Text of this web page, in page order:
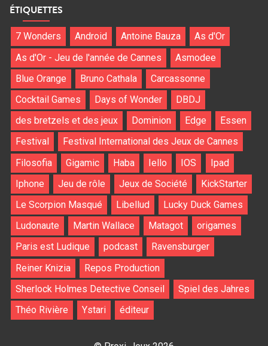
ÉTIQUETTES
7 Wonders Android Antoine Bauza
As d'Or
As d'Or - Jeu de l'année de Cannes
Asmodee
Blue Orange
Bruno Cathala
Carcassonne
Cocktail Games
Days of Wonder
DBDJ
des bretzels et des jeux
Dominion Edge
Essen
Festival
Festival International des Jeux de Cannes
Filosofia
Gigamic Haba Iello IOS
Ipad
Iphone
Jeu de rôle Jeux de Société
KickStarter
Le Scorpion Masqué
Libellud
Lucky Duck Games
Ludonaute
Martin Wallace Matagot
origames
Paris est Ludique
podcast
Ravensburger
Reiner Knizia
Repos Production
Sherlock Holmes Detective Conseil
Spiel des Jahres
Théo Rivière
Ystari éditeur